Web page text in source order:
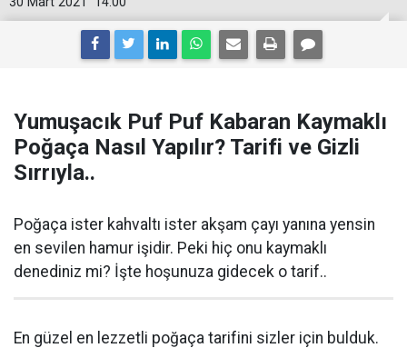
Yumuşacık Puf Puf Kabaran Kaymaklı
Poğaça Nasıl Yapılır? Tarifi ve Gizli
Sırrıyla..
Poğaça ister kahvaltı ister akşam çayı yanına yensin
en sevilen hamur işidir. Peki hiç onu kaymaklı
denediniz mi? İşte hoşunuza gidecek o tarif..
En güzel en lezzetli poğaça tarifini sizler için bulduk.